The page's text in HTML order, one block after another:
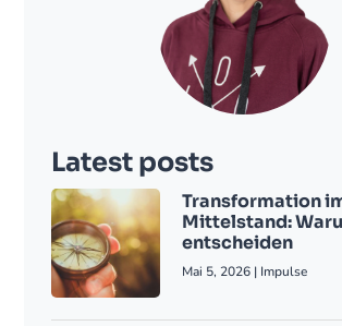
Latest posts
Transformation
Mittelstand:
entscheiden
Mai 5, 2026 | Impulse